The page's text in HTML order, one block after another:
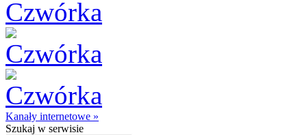
Kanały internetowe »
Szukaj w serwisie